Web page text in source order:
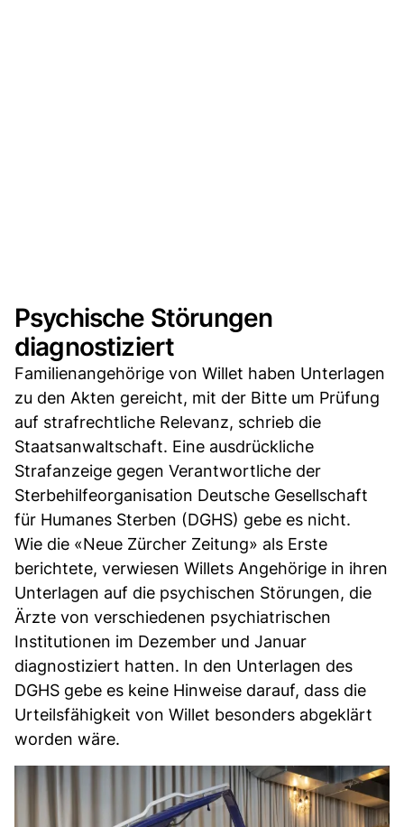
Psychische Störungen
diagnostiziert
Familienangehörige von Willet haben Unterlagen
zu den Akten gereicht, mit der Bitte um Prüfung
auf strafrechtliche Relevanz, schrieb die
Staatsanwaltschaft. Eine ausdrückliche
Strafanzeige gegen Verantwortliche der
Sterbehilfeorganisation Deutsche Gesellschaft
für Humanes Sterben (DGHS) gebe es nicht.
Wie die «Neue Zürcher Zeitung» als Erste
berichtete, verwiesen Willets Angehörige in ihren
Unterlagen auf die psychischen Störungen, die
Ärzte von verschiedenen psychiatrischen
Institutionen im Dezember und Januar
diagnostiziert hatten. In den Unterlagen des
DGHS gebe es keine Hinweise darauf, dass die
Urteilsfähigkeit von Willet besonders abgeklärt
worden wäre.